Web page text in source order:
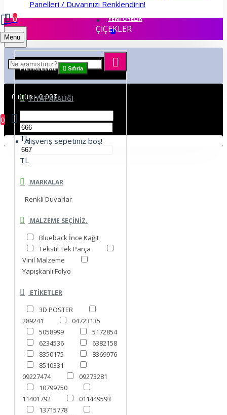
YENI ÜYELIK
Menu
0
0 ürün - 0,00TL
0
Alışveriş sepetiniz boş!
ÇİÇEKLER
FILTRELEME Sıfırla
FIYAT ARALIĞI
TL
TL
MARKALAR
Renkli Duvarlar
MALZEME SEÇINIZ.
Blueback İnce Kağıt
Tekstil Tek Parça
Vinil Malzeme
Yapışkanlı Folyo
ETIKETLER
3D POSTER
289241
04723135
5058999
5172854
6234536
6382158
8350175
8369976
8510331
09227474
09273281
10799750
11401792
011449593
13715778